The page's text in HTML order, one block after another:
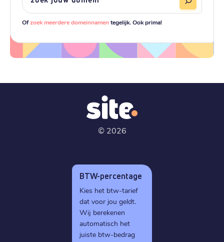
Ofzoek meerdere domeinnamentegelijk. Ook prima!
© 2026
BTW-percentage
Kies het btw-tarief
dat voor jou geldt.
Wij berekenen
automatisch het
juiste btw-bedrag